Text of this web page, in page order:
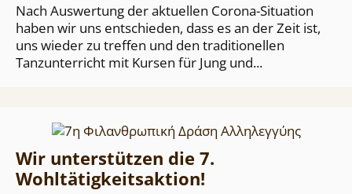
Nach Auswertung der aktuellen Corona-Situation
haben wir uns entschieden, dass es an der Zeit ist,
uns wieder zu treffen und den traditionellen
Tanzunterricht mit Kursen für Jung und...
Wir unterstützen die 7.
Wohltätigkeitsaktion!